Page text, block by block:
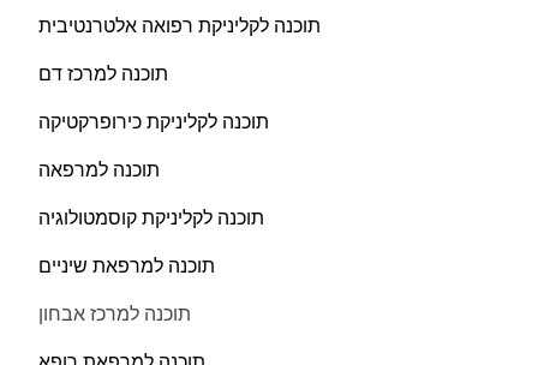
תוכנה לקליניקת רפואה אלטרנטיבית
תוכנה למרכז דם
תוכנה לקליניקת כירופרקטיקה
תוכנה למרפאה
תוכנה לקליניקת קוסמטולוגיה
תוכנה למרפאת שיניים
תוכנה למרכז אבחון